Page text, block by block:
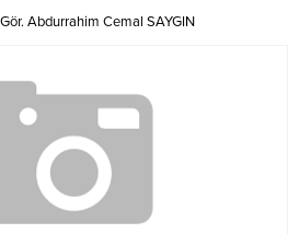
Abdurrahim Cemal SAYGIN